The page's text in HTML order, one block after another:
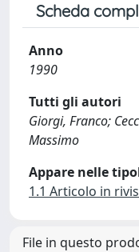
Scheda
Anno
1990
Tutti gli autori
Giorgi, Franco;
Massimo
Appare nelle
1.1 Articolo in
File in questo